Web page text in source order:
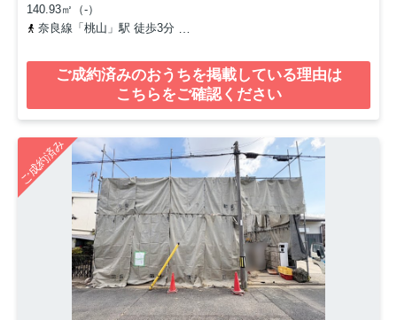
140.93㎡（-）
奈良線「桃山」駅 徒歩3分
ご成約済みのおうちを掲載している理由は
こちらをご確認ください
ご成約済み